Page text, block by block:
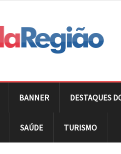
BANNER DESTAQUES
SAÚDE TURISMO